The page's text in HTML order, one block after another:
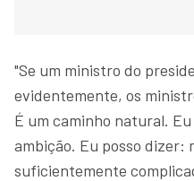
"Se um ministro do
evidentemente, os
É um caminho natural.
ambição. Eu posso dizer:
suficientemente